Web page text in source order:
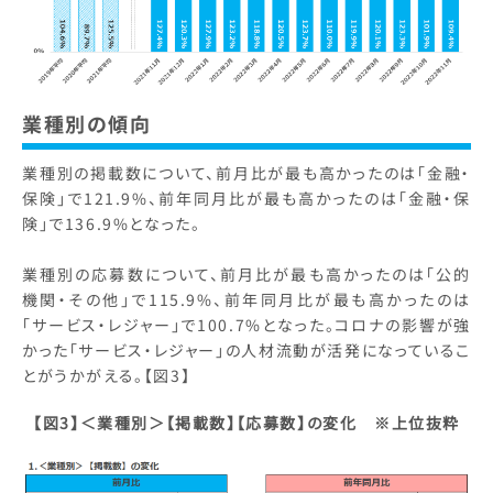
業種別の傾向
業種別の掲載数について、前月比が最も高かったのは「金融・
保険」で121.9%、前年同月比が最も高かったのは「金融・保
険」で136.9%となった。
業種別の応募数について、前月比が最も高かったのは「公的
機関・その他」で115.9%、前年同月比が最も高かったのは
「サービス・レジャー」で100.7%となった。コロナの影響が強
かった「サービス・レジャー」の人材流動が活発になっているこ
とがうかがえる。【図3】
【図3】 ＜業種別＞【掲載数】【応募数】の変化 ※上位抜粋